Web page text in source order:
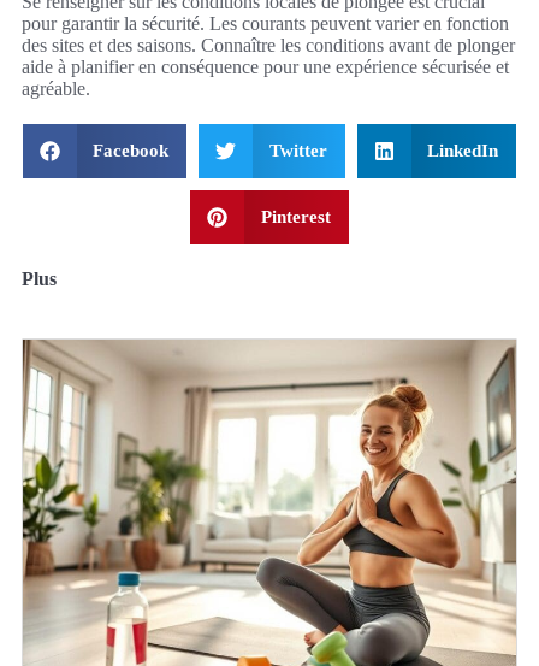
pour garantir la sécurité. Les courants peuvent varier en fonction
des sites et des saisons. Connaître les conditions avant de plonger
aide à planifier en conséquence pour une expérience sécurisée et
agréable.
Facebook Twitter LinkedIn
Pinterest
Plus